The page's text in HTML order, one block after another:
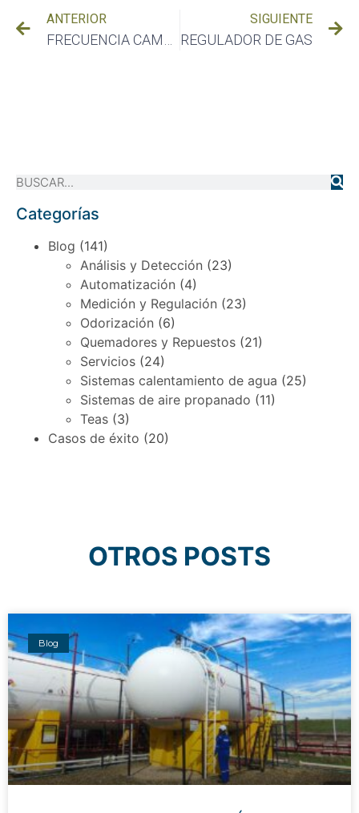
ANTERIOR SIGUIENTE
REGULADOR DE GAS
Categorías
Blog (141)
Análisis y Detección (23)
Automatización (4)
Medición y Regulación (23)
Odorización (6)
Quemadores y Repuestos (21)
Servicios (24)
Sistemas calentamiento de agua (25)
Sistemas de aire propanado (11)
Teas (3)
Casos de éxito (20)
OTROS POSTS
Blog